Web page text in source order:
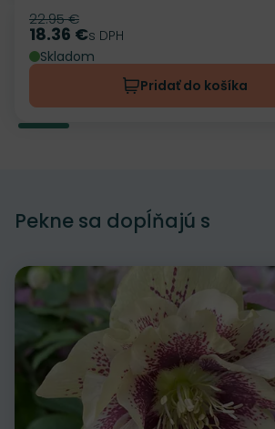
Pôvodná cena
22.95 €
Cena
18.36 €s DPH
Skladom
Pridať do košíka
Pekne sa dopĺňajú s